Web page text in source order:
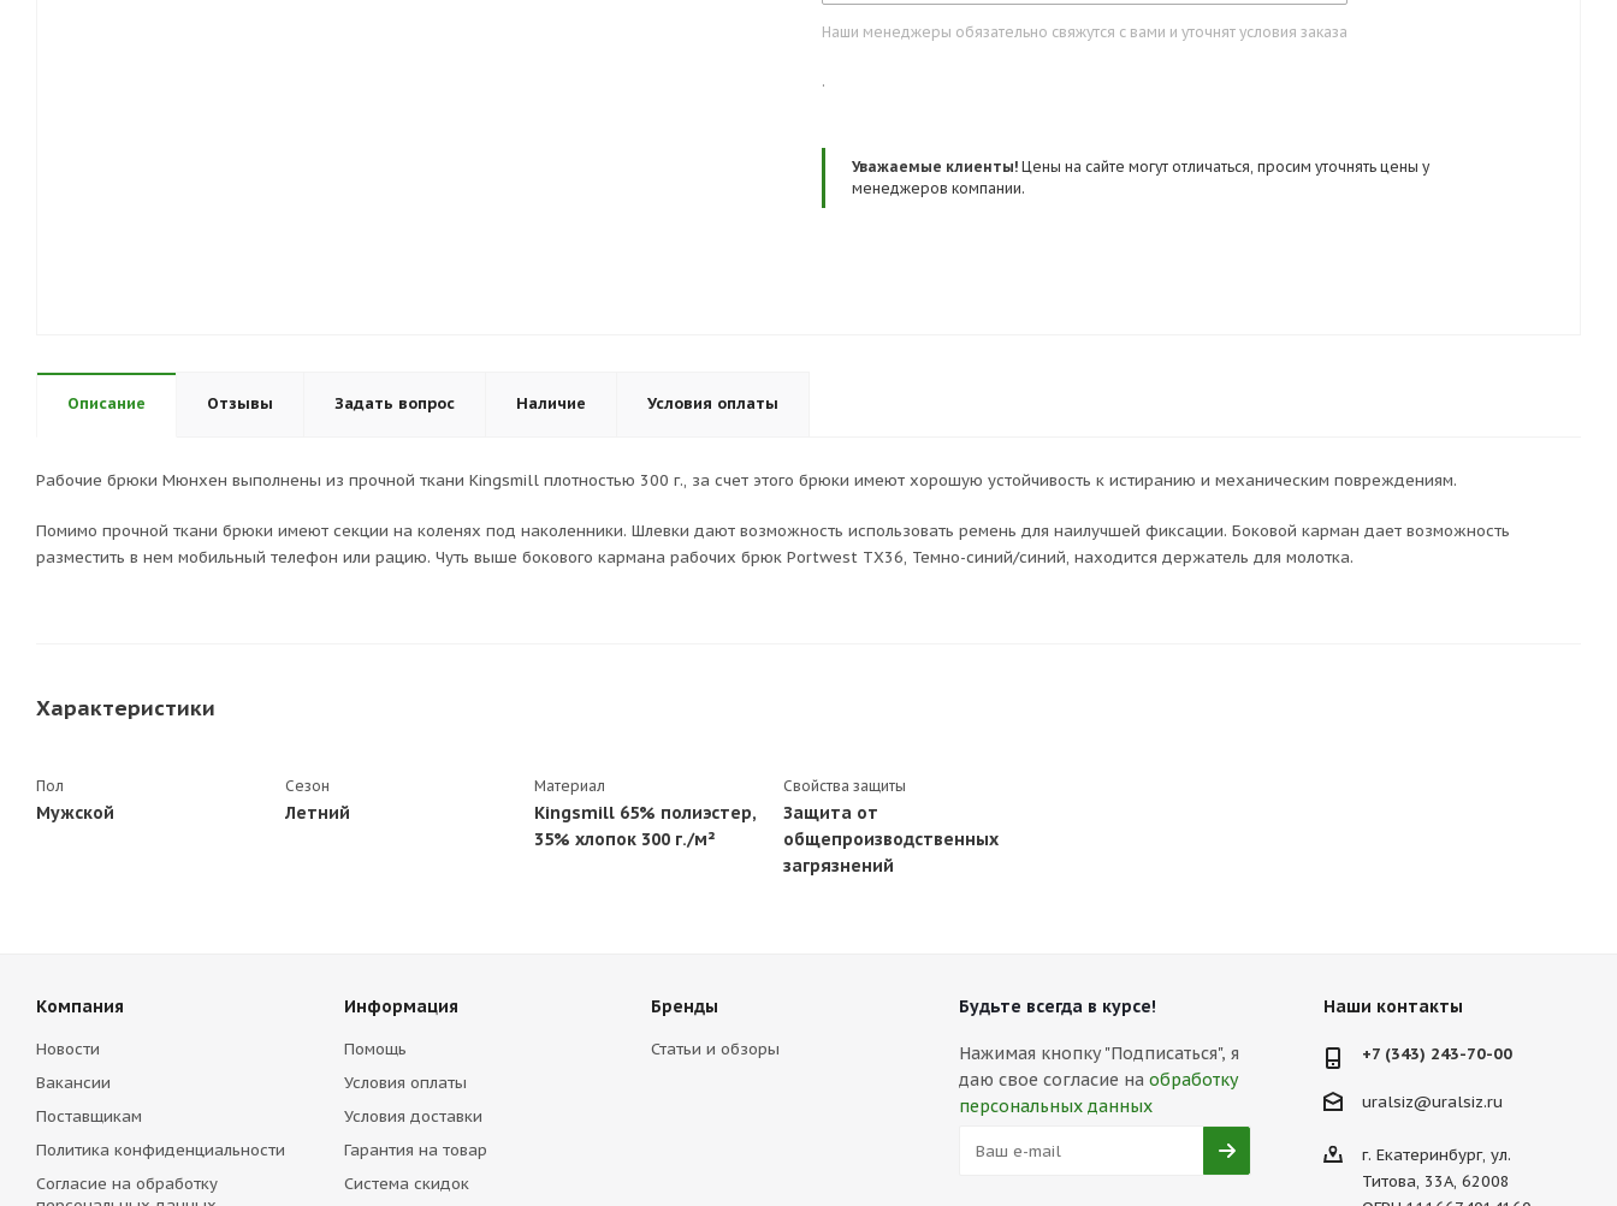
Наши менеджеры обязательно свяжутся с вами и уточнят условия заказа
.
Уважаемые клиенты! Цены на сайте могут отличаться, просим уточнять цены у
менеджеров компании.
Описание Отзывы Задать вопрос Наличие Условия оплаты
Рабочие брюки Мюнхен выполнены из прочной ткани Kingsmill плотностью 300 г., за счет этого брюки имеют хорошую устойчивость к истиранию и механическим повреждениям.
Помимо прочной ткани брюки имеют секции на коленях под наколенники. Шлевки дают возможность использовать ремень для наилучшей фиксации. Боковой карман дает возможность
разместить в нем мобильный телефон или рацию. Чуть выше бокового кармана рабочих брюк Portwest TX36, Темно-синий/синий, находится держатель для молотка.
Характеристики
Пол
Мужской
Сезон
Летний
Материал
Kingsmill 65% полиэстер,
35% хлопок 300 г./м²
Свойства защиты
Защита от
общепроизводственных
загрязнений
Компания
Новости
Вакансии
Поставщикам
Политика конфиденциальности
Согласие на обработку
Информация
Помощь
Условия оплаты
Условия доставки
Гарантия на товар
Система скидок
Бренды
Статьи и обзоры
Будьте всегда в курсе!
Нажимая кнопку "Подписаться", я
даю свое согласие на обработку
персональных данных
Наши контакты
+7 (343) 243-70-00
uralsiz@uralsiz.ru
г. Екатеринбург, ул.
Титова, 33А, 62008